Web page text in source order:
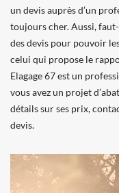
un devis auprès d’un
toujours cher. Aussi,
des devis pour pouvoir
celui qui propose le
Elagage 67 est un
vous avez un projet
détails sur ses prix,
devis.